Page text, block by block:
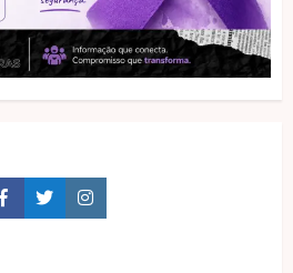
FacebookTwitterInstagram